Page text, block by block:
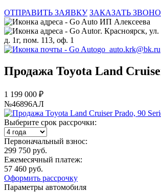
ОТПРАВИТЬ ЗАЯВКУ ЗАКАЗАТЬ
ИП Алексеева
г. Красноярск,
д. 1г, пом. 113, оф. 1
go_auto.krk@bk.ru
Продажа Toyota Land
1 199 000 ₽
№46896АЛ
Выберите срок рассрочки:
Первоначальный взнос:
299 750 руб.
Ежемесячный платеж:
57 460 руб.
Оформить рассрочку
Параметры автомобиля